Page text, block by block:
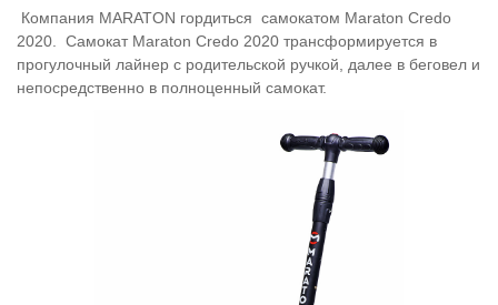
Компания MARATON гордиться самокатом Maraton Credo
2020. Самокат Maraton Credo 2020 трансформируется в
прогулочный лайнер с родительской ручкой, далее в беговел и
непосредственно в полноценный самокат.